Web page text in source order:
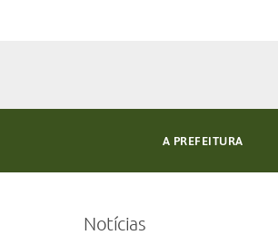
A PREFEITURA
Notícias